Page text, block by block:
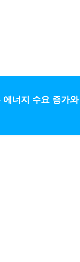
에너지 수요 증가와